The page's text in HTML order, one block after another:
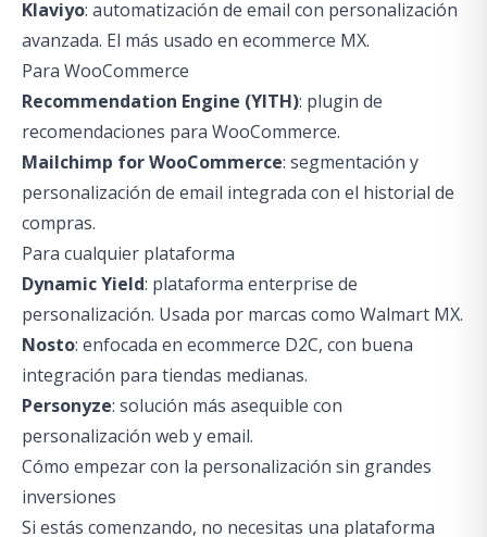
Klaviyo: automatización de email con personalización
avanzada. El más usado en ecommerce MX.
Para WooCommerce
Recommendation Engine (YITH): plugin de
recomendaciones para WooCommerce.
Mailchimp for WooCommerce: segmentación y
personalización de email integrada con el historial de
compras.
Para cualquier plataforma
Dynamic Yield: plataforma enterprise de
personalización. Usada por marcas como Walmart MX.
Nosto: enfocada en ecommerce D2C, con buena
integración para tiendas medianas.
Personyze: solución más asequible con
personalización web y email.
Cómo empezar con la personalización sin grandes
inversiones
Si estás comenzando, no necesitas una plataforma